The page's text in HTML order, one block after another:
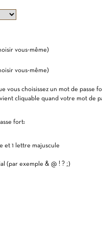
vous-même)
vous-même)
vous choisissez un mot de passe
cliquable quand votre mot de
fort:
et 1 lettre majuscule
(par exemple & @ ! ? ;)